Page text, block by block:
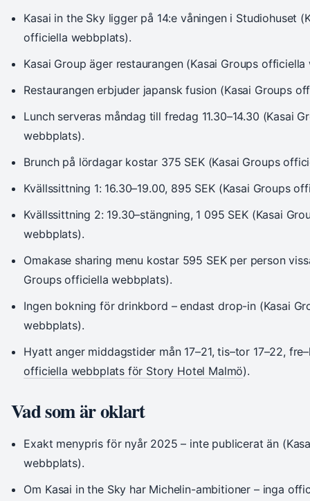
Kasai in the Sky ligger på 14:e våningen i Studiohuset
officiella webbplats).
Kasai Group äger restaurangen (Kasai Groups
Restaurangen erbjuder japansk fusion (Kasai Groups
Lunch serveras måndag till fredag 11.30–14.30 (Kasai
webbplats).
Brunch på lördagar kostar 375 SEK (Kasai Groups
Kvällssittning 1: 16.30–19.00, 895 SEK (Kasai Groups
Kvällssittning 2: 19.30–stängning, 1 095 SEK (Kasai
webbplats).
Omakase sharing menu kostar 595 SEK per person
Groups officiella webbplats).
Ingen bokning för drinkbord – endast drop-in (Kasai
webbplats).
Hyatt anger middagstider mån 17–21, tis–tor 17–22,
officiella webbplats för Story Hotel Malmö).
Vad som är oklart
Exakt menypris för nyår 2025 – inte publicerat än
webbplats).
Om Kasai in the Sky har Michelin-ambitioner – inga